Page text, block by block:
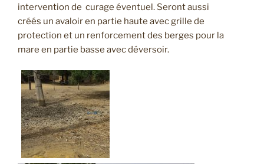
intervention de curage éventuel. Seront aussi
créés un avaloir en partie haute avec grille de
protection et un renforcement des berges pour la
mare en partie basse avec déversoir.